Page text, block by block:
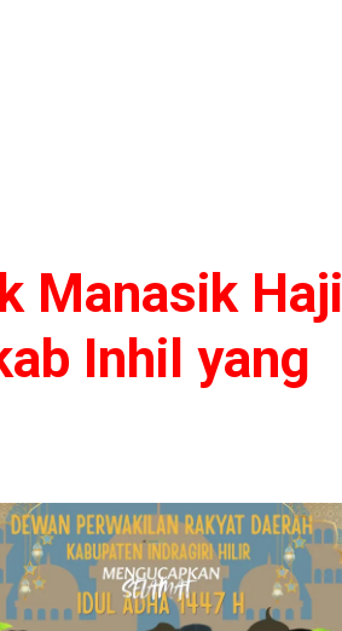
Manasik Haji
Inhil yang